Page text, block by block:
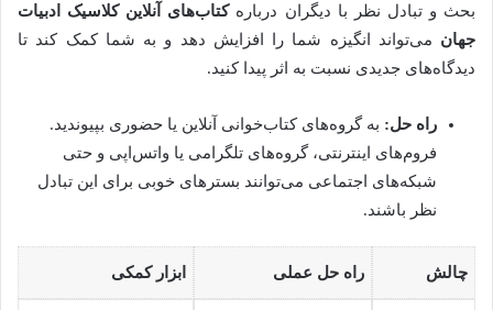
بحث و تبادل نظر با دیگران دربارهکتاب‌های آنلاین کلاسیک ادبیات
جهان می‌تواند انگیزه شما را افزایش دهد و به شما کمک کند تا
دیدگاه‌های جدیدی نسبت به اثر پیدا کنید.
راه حل: به گروه‌های کتاب‌خوانی آنلاین یا حضوری بپیوندید.
فروم‌های اینترنتی، گروه‌های تلگرامی یا واتس‌اپی و حتی
شبکه‌های اجتماعی می‌توانند بسترهای خوبی برای این تبادل
نظر باشند.
چالش راه حل عملی ابزار کمکی